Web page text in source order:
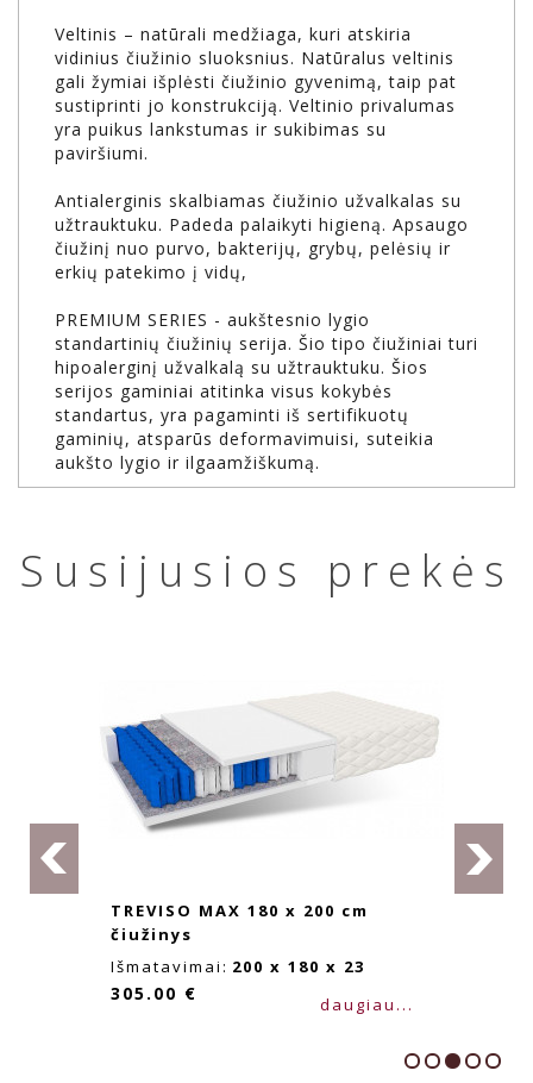
Veltinis – natūrali medžiaga, kuri atskiria
vidinius čiužinio sluoksnius. Natūralus veltinis
gali žymiai išplėsti čiužinio gyvenimą, taip pat
sustiprinti jo konstrukciją. Veltinio privalumas
yra puikus lankstumas ir sukibimas su
paviršiumi.
Antialerginis skalbiamas čiužinio užvalkalas su
užtrauktuku. Padeda palaikyti higieną. Apsaugo
čiužinį nuo purvo, bakterijų, grybų, pelėsių ir
erkių patekimo į vidų,
PREMIUM SERIES - aukštesnio lygio
standartinių čiužinių serija. Šio tipo čiužiniai turi
hipoalerginį užvalkalą su užtrauktuku. Šios
serijos gaminiai atitinka visus kokybės
standartus, yra pagaminti iš sertifikuotų
gaminių, atsparūs deformavimuisi, suteikia
aukšto lygio ir ilgaamžiškumą.
Susijusios prekės
TREVISO MAX 180 x 200 cm
čiužinys
Išmatavimai: 200 x 180 x 23
305.00 € daugiau...